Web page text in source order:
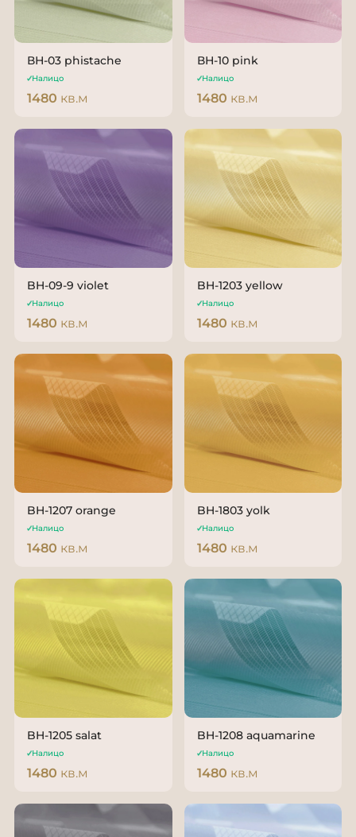
ВН-03 phistache
Налицо
1480 кв.м
ВН-10 pink
Налицо
1480 кв.м
BH-09-9 violet
Налицо
1480 кв.м
BH-1203 yellow
Налицо
1480 кв.м
BH-1207 orange
Налицо
1480 кв.м
BH-1803 yolk
Налицо
1480 кв.м
BH-1205 salat
Налицо
1480 кв.м
BH-1208 aquamarine
Налицо
1480 кв.м